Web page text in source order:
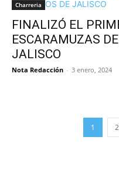
Charreria
FINALIZÓ EL
ESCARAMUZAS
JALISCO
Nota Redacción - 3 enero, 2024
1 2